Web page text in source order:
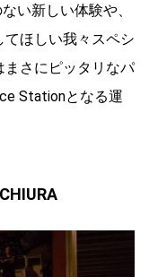
い新しい体験や、
ほしい我々スペシ
まさにピッタリなパ
Stationとなる運